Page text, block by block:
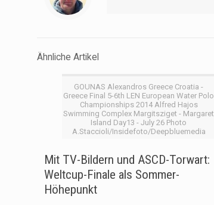
Ähnliche Artikel
GOUNAS Alexandros Greece Croatia -
Greece Final 5-6th LEN European Water Polo
Championships 2014 Alfred Hajos
Swimming Complex Margitsziget - Margaret
Island Day13 - July 26 Photo
A.Staccioli/Insidefoto/Deepbluemedia
Mit TV-Bildern und ASCD-Torwart:
Weltcup-Finale als Sommer-
Höhepunkt